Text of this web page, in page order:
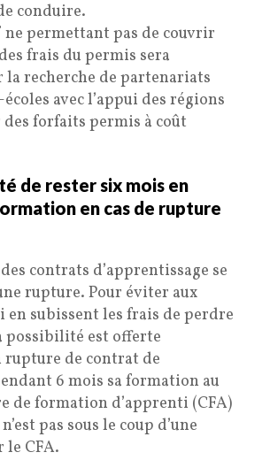
conduire.
permettant pas de couvrir
frais du permis sera
la recherche de partenariats
avec l’appui des régions
forfaits permis à coût
de rester six mois en
en cas de rupture
contrats d’apprentissage se
rupture. Pour éviter aux
en subissent les frais de perdre
possibilité est offerte
rupture de contrat de
6 mois sa formation au
de formation d’apprenti (CFA)
pas sous le coup d’une
le CFA.